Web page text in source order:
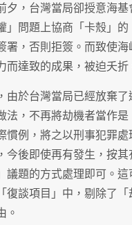
夕，台灣當局卻授意海
」問題上協商「卡殼」
署，否則拒簽。而致使
而達致的成果，被迫夭折
由於台灣當局已經放棄了
法，不再將劫機者當作
慣例，將之以刑事犯罪
今後即使再有發生，按其
議題的方式處理即可。這
復談項目」中，剔除了
。